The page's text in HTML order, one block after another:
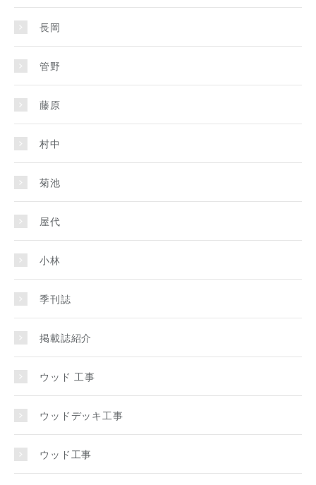
長岡
管野
藤原
村中
菊池
屋代
小林
季刊誌
掲載誌紹介
ウッド 工事
ウッドデッキ工事
ウッド工事